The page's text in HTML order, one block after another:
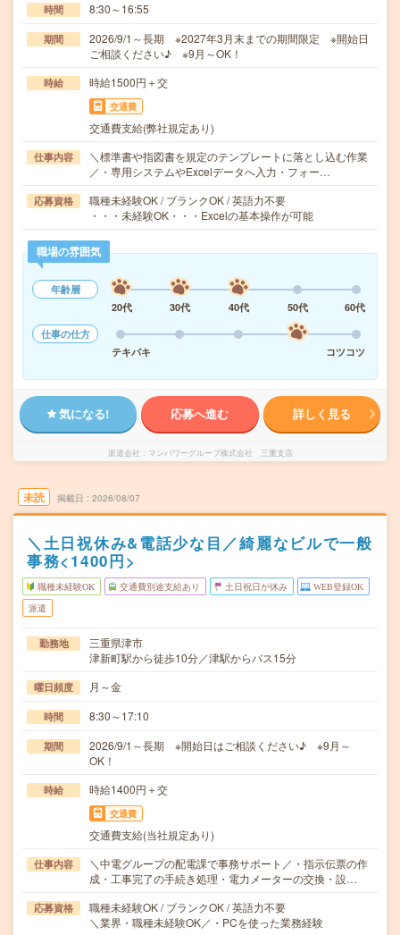
時間 8:30～16:55
期間
2026/9/1～長期 ※2027年3月末までの期間限定 ※開始日
ご相談ください♪ ※9月～OK！
時給 時給1500円＋交
交通費
交通費支給(弊社規定あり)
仕事内容
＼標準書や指図書を規定のテンプレートに落とし込む作業
／・専用システムやExcelデータへ入力・フォー…
応募資格
職種未経験OK / ブランクOK / 英語力不要
・・・未経験OK・・・Excelの基本操作が可能
職場の雰囲気
年齢層
20代
30代 40代 50代
60代
仕事の仕方
テキパキ
コツコツ
気になる! 応募へ進む 詳しく見る
派遣会社 マンパワーグループ株式会社 三重支店
未読 掲載日 2026/08/07
＼土日祝休み&電話少な目／綺麗なビルで一般
事務<1400円>
職種未経験OK 交通費別途支給あり 土日祝日が休み WEB登録OK
派遣
勤務地
三重県津市
津新町駅から徒歩10分／津駅からバス15分
曜日頻度 月～金
時間 8:30～17:10
期間
2026/9/1～長期 ※開始日はご相談ください♪ ※9月～
OK！
時給 時給1400円＋交
交通費
交通費支給(当社規定あり)
仕事内容
＼中電グループの配電課で事務サポート／・指示伝票の作
成・工事完了の手続き処理・電力メーターの交換・設…
応募資格
職種未経験OK / ブランクOK / 英語力不要
＼業界・職種未経験OK／・PCを使った業務経験